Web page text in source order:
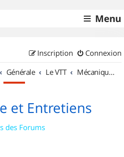
Menu
Connexion
Inscription
Générale Le VTT Mécanique et Entretiens
et Entretiens
des Forums